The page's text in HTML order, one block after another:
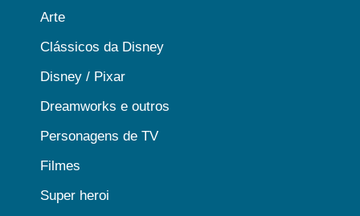
Arte
Clássicos da Disney
Disney / Pixar
Dreamworks e outros
Personagens de TV
Filmes
Super heroi